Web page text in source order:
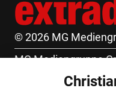
© 2026 MG
MG Mediengruppe
Burgring 1/7